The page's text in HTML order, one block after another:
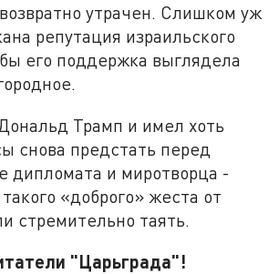
утрачен. Слишком уж
репутация израильского
его поддержка выглядела
Трамп и имел хоть
снова предстать перед
дипломата и миротворца -
«доброго» жеста от
стремительно таять.
"Царьграда"!